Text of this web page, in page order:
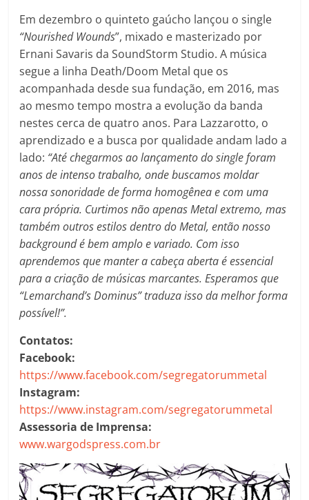
Em dezembro o quinteto gaúcho lançou o single
“Nourished Wounds”, mixado e masterizado por
Ernani Savaris da SoundStorm Studio. A música
segue a linha Death/Doom Metal que os
acompanhada desde sua fundação, em 2016, mas
ao mesmo tempo mostra a evolução da banda
nestes cerca de quatro anos. Para Lazzarotto, o
aprendizado e a busca por qualidade andam lado a
lado: “Até chegarmos ao lançamento do single foram
anos de intenso trabalho, onde buscamos moldar
nossa sonoridade de forma homogênea e com uma
cara própria. Curtimos não apenas Metal extremo, mas
também outros estilos dentro do Metal, então nosso
background é bem amplo e variado. Com isso
aprendemos que manter a cabeça aberta é essencial
para a criação de músicas marcantes. Esperamos que
“Lemarchand’s Dominus” traduza isso da melhor forma
possível!”.
Contatos:
Facebook:
https://www.facebook.com/segregatorummetal
Instagram:
https://www.instagram.com/segregatorummetal
Assessoria de Imprensa:
www.wargodspress.com.br